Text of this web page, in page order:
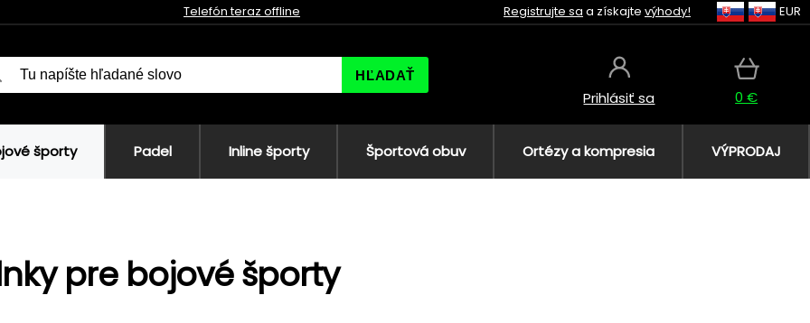
Telefón teraz offline Registrujte sa a získajte výhody! EUR
HĽADAŤ
Prihlásiť sa 0 €
športy Padel Inline športy Športová obuv Ortézy a kompresia VÝPRODAJ
pre bojové športy